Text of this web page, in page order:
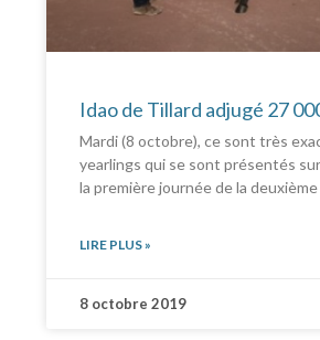
Idao de Tillard adjugé 27
Mardi (8 octobre), ce sont très
yearlings qui se sont présentés
la première journée de la
LIRE PLUS »
8 octobre 2019